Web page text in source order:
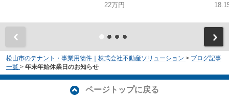
22万円
松山市のテナント・事業用物件｜株式会社不動産ソリューション > ブログ記事
一覧 > 年末年始休業日のお知らせ
ページトップに戻る